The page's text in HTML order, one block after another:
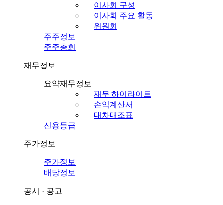
이사회 구성
이사회 주요 활동
위원회
주주정보
주주총회
재무정보
요약재무정보
재무 하이라이트
손익계산서
대차대조표
신용등급
주가정보
주가정보
배당정보
공시 · 공고